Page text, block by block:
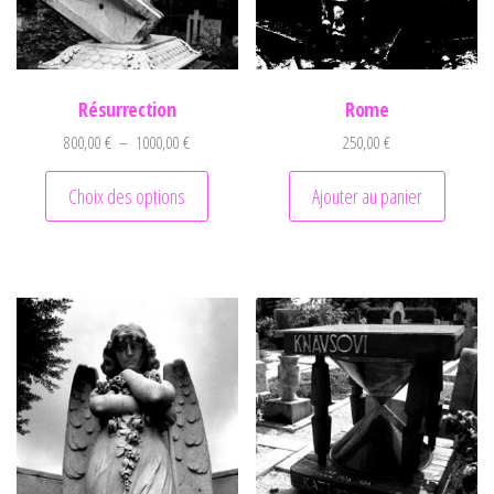
Résurrection
800,00€ – 1000,00€Plage de prix : 800,00 € à 1000,00 €
Choix des options
Ce produit a plusieurs variations. Les
Rome
250,00€
Ajouter au panier